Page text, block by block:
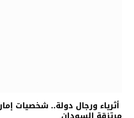
أثرياء ورجال دولة.. شخصيات